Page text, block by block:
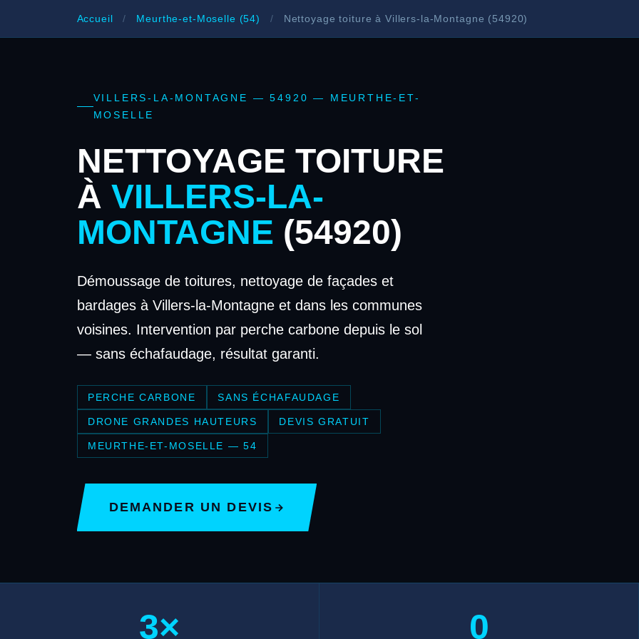
Accueil / Meurthe-et-Moselle (54) / Nettoyage toiture à Villers-la-Montagne (54920)
VILLERS-LA-MONTAGNE — 54920 — MEURTHE-ET-
MOSELLE
NETTOYAGE TOITURE
À VILLERS-LA-
MONTAGNE (54920)
Démoussage de toitures, nettoyage de façades et
bardages à Villers-la-Montagne et dans les communes
voisines. Intervention par perche carbone depuis le sol
— sans échafaudage, résultat garanti.
PERCHE CARBONE SANS ÉCHAFAUDAGE
DRONE GRANDES HAUTEURS DEVIS GRATUIT
MEURTHE-ET-MOSELLE — 54
DEMANDER UN DEVIS
3× 0